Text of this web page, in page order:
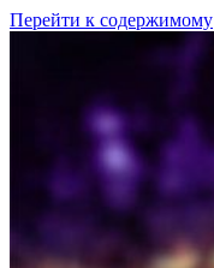
Перейти к содержимому